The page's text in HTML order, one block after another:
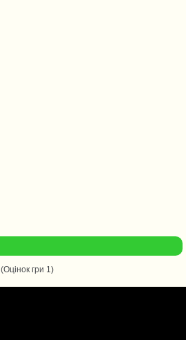
(Оцінок гри 1)